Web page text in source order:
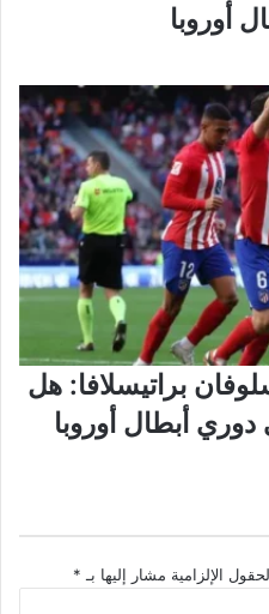
أوروبا
براتيسلافا: هل
دوري أبطال أوروبا
الإلزامية مشار إليها بـ *